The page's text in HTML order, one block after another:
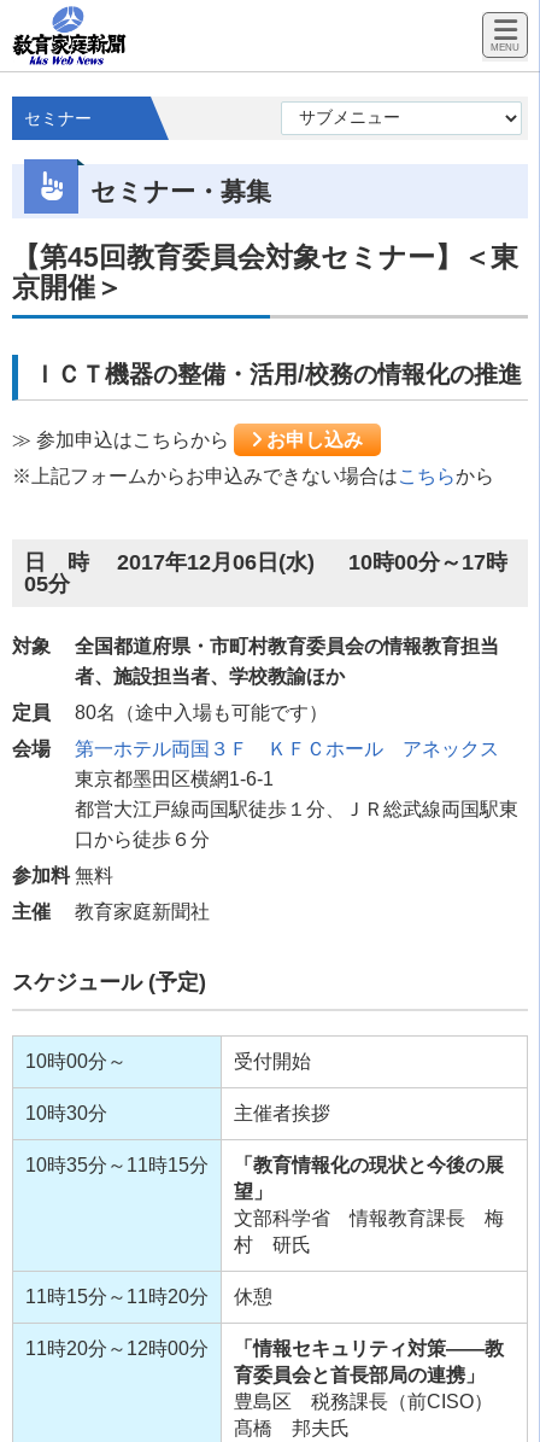
セミナー
セミナー・募集
【第45回教育委員会対象セミナー】＜東
京開催＞
ＩＣＴ機器の整備・活用/校務の情報化の推進
≫ 参加申込はこちらから
お申し込み
※上記フォームからお申込みできない場合はこちらから
日 時 2017年12月06日(水) 10時00分～17時
05分
対象
全国都道府県・市町村教育委員会の情報教育担当
者、施設担当者、学校教諭ほか
定員
80名（途中入場も可能です）
会場
第一ホテル両国３Ｆ ＫＦＣホール アネックス
東京都墨田区横網1-6-1
都営大江戸線両国駅徒歩１分、ＪＲ総武線両国駅東
口から徒歩６分
参加料 無料
主催
教育家庭新聞社
スケジュール (予定)
10時00分～ 受付開始
10時30分 主催者挨拶
10時35分～11時15分
「教育情報化の現状と今後の展
望」
文部科学省 情報教育課長 梅
村 研氏
11時15分～11時20分 休憩
11時20分～12時00分
「情報セキュリティ対策――教
育委員会と首長部局の連携」
豊島区 税務課長（前CISO）
髙橋 邦夫氏